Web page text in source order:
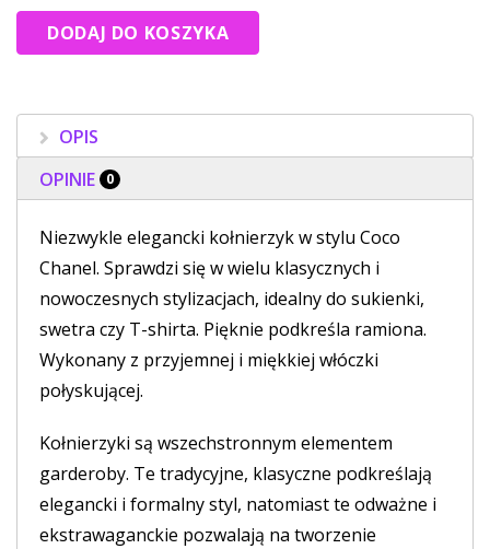
OPIS
OPINIE
0
Niezwykle elegancki kołnierzyk w stylu Coco
Chanel. Sprawdzi się w wielu klasycznych i
nowoczesnych stylizacjach, idealny do sukienki,
swetra czy T-shirta. Pięknie podkreśla ramiona.
Wykonany z przyjemnej i miękkiej włóczki
połyskującej.
Kołnierzyki są wszechstronnym elementem
garderoby. Te tradycyjne, klasyczne podkreślają
elegancki i formalny styl, natomiast te odważne i
ekstrawaganckie pozwalają na tworzenie